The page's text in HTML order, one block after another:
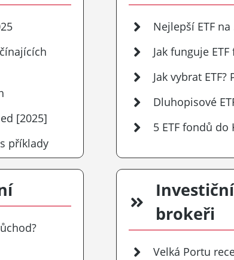
[2025]
příklady
Nejlepší ETF
Jak funguje ETF
Jak vybrat
Dluhopisové
5 ETF fondů do
brokeři
Velká Portu